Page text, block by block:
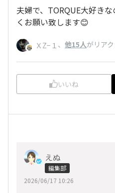
夫婦で、TORQUE大好き
くお願い致します😊
ＸZ−１ 、 他15人がリア
いいね
えぬ
編集部
2026/06/17 10:26